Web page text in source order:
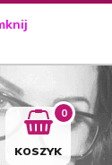
KOSZYK
0